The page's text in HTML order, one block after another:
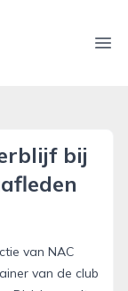
bij
van NAC
van de club